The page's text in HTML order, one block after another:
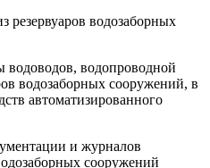
резервуаров водозаборных
водоводов, водопроводной
водозаборных сооружений, в
автоматизированного
и журналов
сооружений